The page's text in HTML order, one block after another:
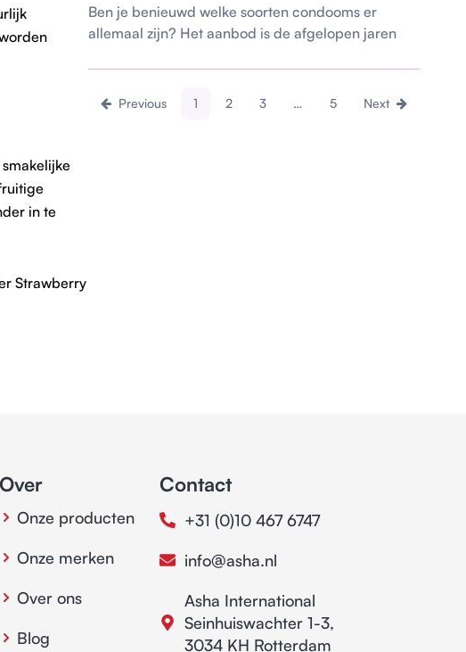
in te
Strawberry
Ben je benieuwd welke soorten condooms er
allemaal zijn? Het aanbod is de afgelopen jaren
Previous 1 2 3 … 5 Next
Contact
+31 (0)10 467 6747
info@asha.nl
Asha International
Seinhuiswachter 1-3,
3034 KH Rotterdam
Over
Onze producten
Onze merken
Over ons
Blog